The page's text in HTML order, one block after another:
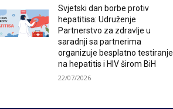
Svjetski dan borbe protiv
hepatitisa: Udruženje
Partnerstvo za zdravlje u
saradnji sa partnerima
organizuje besplatno testiranje
na hepatitis i HIV širom BiH
22/07/2026